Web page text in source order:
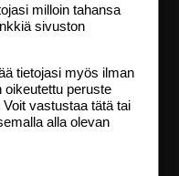
verkon kävijöistä
milloin tahansa
sivuston
tietojasi myös ilman
oikeutettu peruste
vastustaa tätä tai
alla olevan